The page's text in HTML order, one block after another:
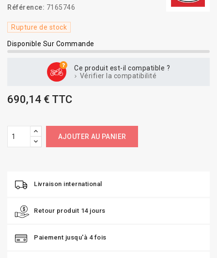
Référence: 7165746
Rupture de stock
Disponible Sur Commande
Ce produit est-il compatible ?
Vérifier la compatibilité
690,14 € TTC
AJOUTER AU PANIER
Livraison international
Retour produit 14 jours
Paiement jusqu'à 4 fois